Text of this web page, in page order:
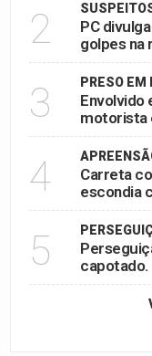
2
PC
golpes na
3 PRESO EM
Envolvido
motorista
4
Carreta
escondia
5
capotado.